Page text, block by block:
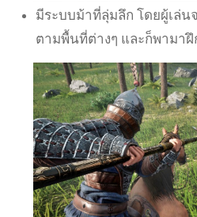
มีระบบม้าที่ลุ่มลึก โดยผู้เล่น
ตามพื้นที่ต่างๆ และก็พามาฝึ